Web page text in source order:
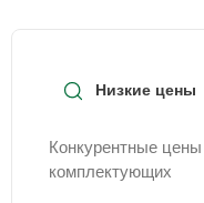
Низкие цены
Конкурентные
комплектующих